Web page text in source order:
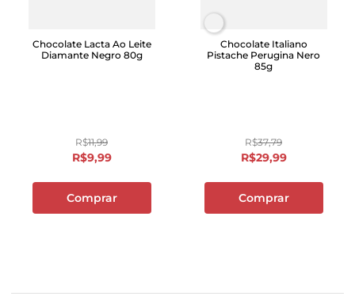
Chocolate Lacta Ao Leite
Diamante Negro 80g
R$11,99
R$9,99
Comprar
Chocolate Italiano
Pistache Perugina Nero
85g
R$37,79
R$29,99
Comprar